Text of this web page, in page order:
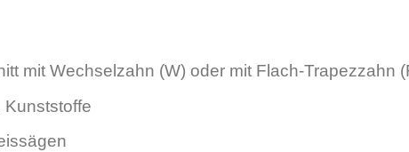
mit Wechselzahn (W) oder mit Flach-Trapezzahn